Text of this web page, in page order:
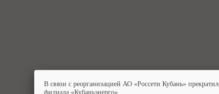
В связи с реорганизацией АО «Россети Кубань»
филиала «Кубаньэнерго».